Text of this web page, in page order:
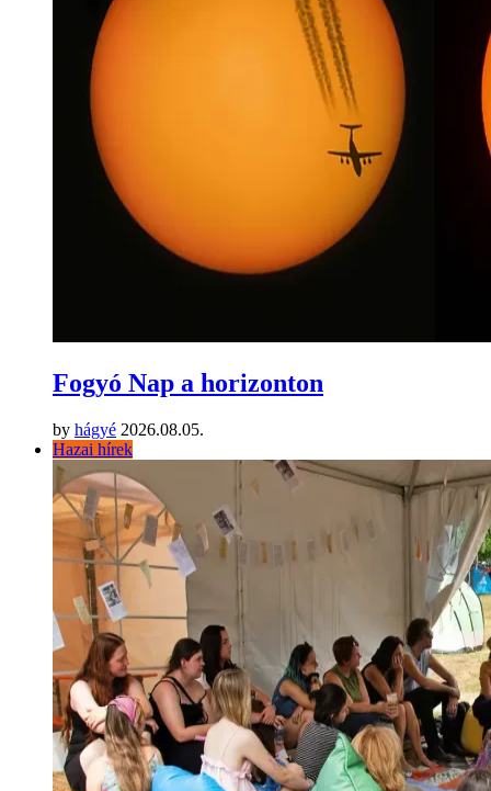
Fogyó Nap a horizonton
by hágyé 2026.08.05.
Hazai hírek